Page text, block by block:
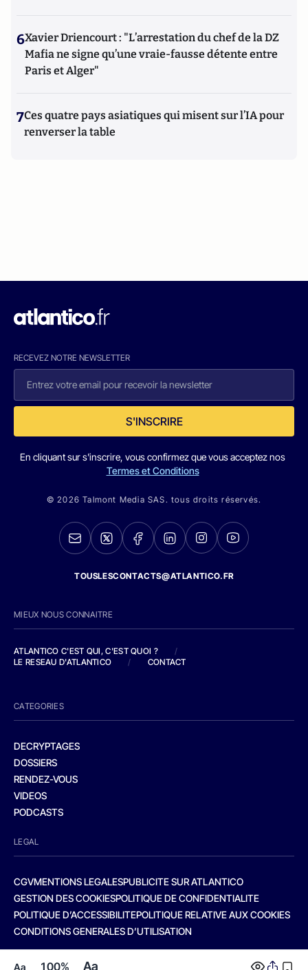
Aa 100% Aa
6Xavier Driencourt : "L’arrestation du chef de la DZ
Mafia ne signe qu’une vraie-fausse détente entre
Paris et Alger"
7Ces quatre pays asiatiques qui misent sur l’IA pour
renverser la table
RECEVEZ NOTRE NEWSLETTER
S'INSCRIRE
En cliquant sur s'inscrire, vous confirmez que vous acceptez nos
Termes et Conditions
© 2026 Talmont Media SAS. tous droits réservés.
TOUSLESCONTACTS@ATLANTICO.FR
MIEUX NOUS CONNAITRE
ATLANTICO C'EST QUI, C'EST QUOI ?
/
LE RESEAU D'ATLANTICO
/ CONTACT
CATEGORIES
DECRYPTAGES
DOSSIERS
RENDEZ-VOUS
VIDEOS
PODCASTS
LEGAL
CGVMENTIONS LEGALESPUBLICITE SUR ATLANTICO
GESTION DES COOKIESPOLITIQUE DE CONFIDENTIALITE
POLITIQUE D’ACCESSIBILITEPOLITIQUE RELATIVE AUX COOKIES
CONDITIONS GENERALES D’UTILISATION